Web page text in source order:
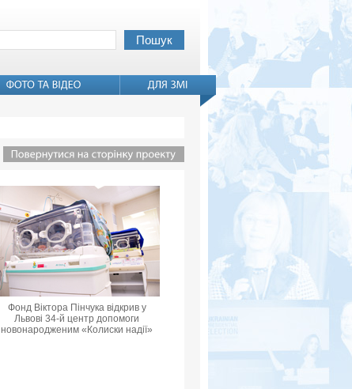
Фонд Віктора Пінчука відкрив у
Львові 34-й центр допомоги
новонародженим «Колиски надії»